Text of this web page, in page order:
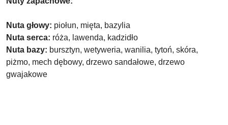
Nuta głowy: piołun, mięta, bazylia
Nuta serca: róża, lawenda, kadzidło
Nuta bazy: bursztyn, wetyweria, wanilia, tytoń, skóra,
piżmo, mech dębowy, drzewo sandałowe, drzewo
gwajakowe